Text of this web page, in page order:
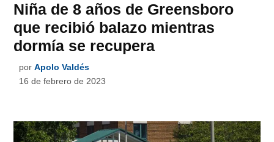
Niña de 8 años de Greensboro
que recibió balazo mientras
dormía se recupera
por Apolo Valdés
16 de febrero de 2023